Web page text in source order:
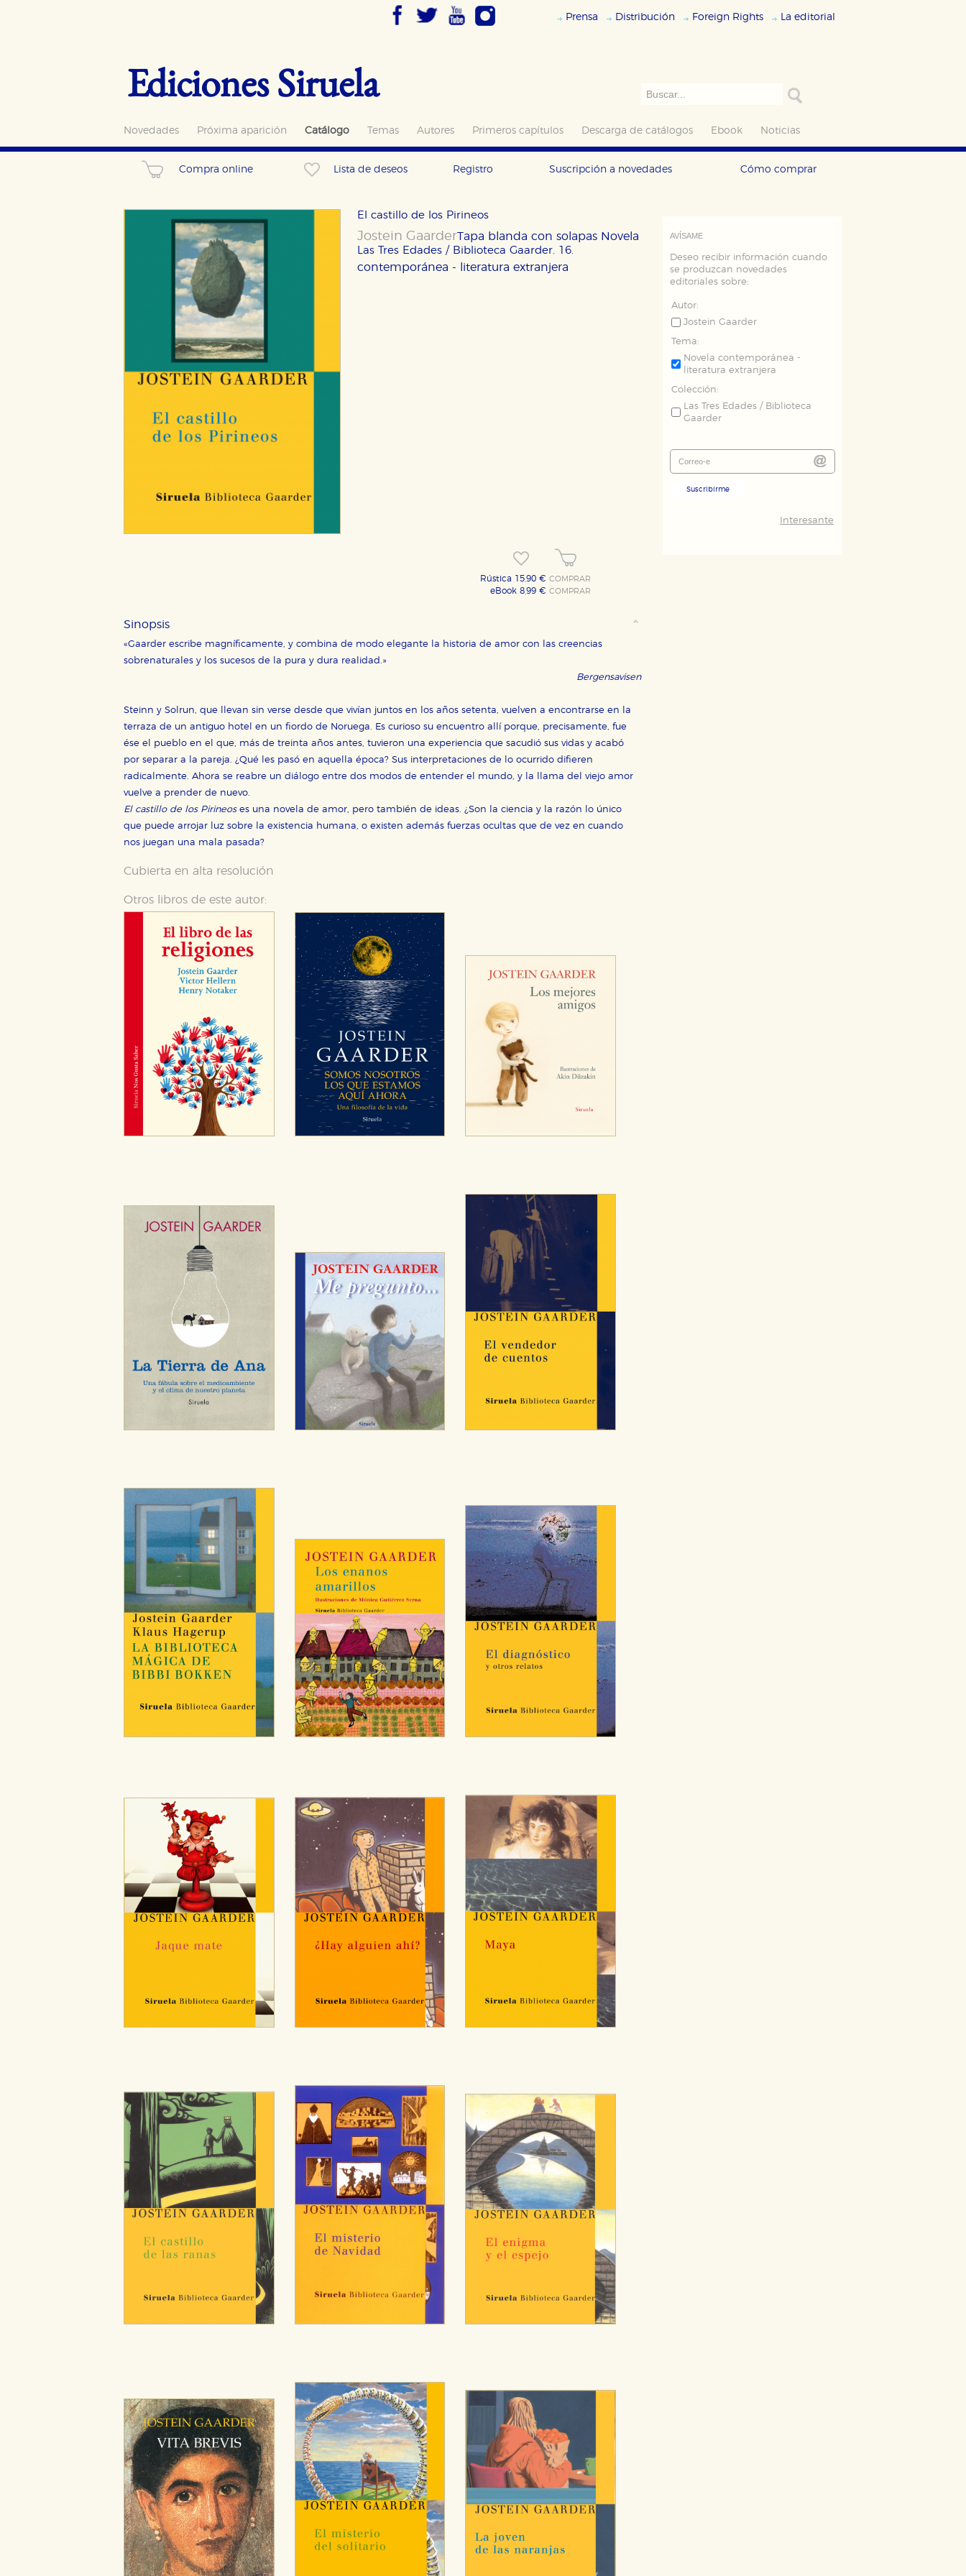
Prensa Distribución Foreign Rights La editorial
Ediciones Siruela
Novedades Próxima aparición Catálogo Temas Autores Primeros capítulos Descarga de catálogos Ebook Noticias
Compra online Lista de deseos Registro Suscripción a novedades Cómo comprar
El castillo de los Pirineos
Jostein Gaarder
Las Tres Edades / Biblioteca Gaarder. 16.
Tapa blanda con solapas Novela
contemporánea - literatura extranjera
Rústica 15,90 €COMPRAR
eBook 8,99 €COMPRAR
Sinopsis
«Gaarder escribe magníficamente, y combina de modo elegante la historia de amor con las creencias
sobrenaturales y los sucesos de la pura y dura realidad.»
Bergensavisen
Steinn y Solrun, que llevan sin verse desde que vivían juntos en los años setenta, vuelven a encontrarse en la
terraza de un antiguo hotel en un fiordo de Noruega. Es curioso su encuentro allí porque, precisamente, fue
ése el pueblo en el que, más de treinta años antes, tuvieron una experiencia que sacudió sus vidas y acabó
por separar a la pareja. ¿Qué les pasó en aquella época? Sus interpretaciones de lo ocurrido difieren
radicalmente. Ahora se reabre un diálogo entre dos modos de entender el mundo, y la llama del viejo amor
vuelve a prender de nuevo.
El castillo de los Pirineoses una novela de amor, pero también de ideas. ¿Son la ciencia y la razón lo único
que puede arrojar luz sobre la existencia humana, o existen además fuerzas ocultas que de vez en cuando
nos juegan una mala pasada?
Cubierta en alta resolución
Otros libros de este autor:
AVÍSAME
Deseo recibir información cuando
se produzcan novedades
editoriales sobre:
Autor:
Jostein Gaarder
Tema:
Novela contemporánea -
literatura extranjera
Colección:
Las Tres Edades / Biblioteca
Gaarder
Suscribirme
Interesante
Cookies necesarias
Estas cookies son necesarias para que nuestro sitio web funcione y no es posible deshabilitarlas desde nuestro sistema. Es posible
hacerlo desde el navegador, pero en ese caso es posible que algunas áreas de nuestra web dejen de funcionar correctamente.
Cookies de rendimiento y analíticas
Estas cookies se utilizan para mejorar su experiencia de navegación y optimizar el funcionamiento de nuestro sitio web. Almacenan
configuraciones de servicios para que no tenga que reconfigurarlos cada vez que nos visita. La información es agregada y, por lo
tanto, es anónima.
Cookies de publicidad y redes sociales
Estas cookies son gestionadas por nuestros socios publicitarios y se utilizan para mostrar publicidad relevante para sus intereses en
otros sitios. No almacenan directamente información personal sino que se basan en la identificación única de su navegador y
dispositivo de internet.
GUARDAR CONFIGURACIÓN